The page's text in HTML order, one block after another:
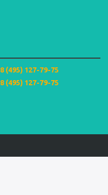
8 (495) 127-79-75
8 (495) 127-79-75